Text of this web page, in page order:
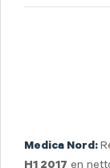
Medica Nord:
en